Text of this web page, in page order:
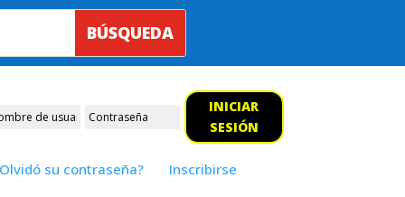
INICIAR
SESIÓN
su contraseña? Inscribirse